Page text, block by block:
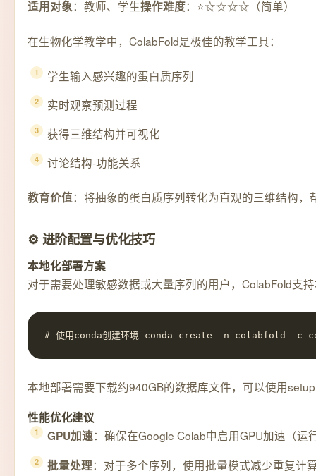
适用对象：教师、学生操作难度：⭐☆☆☆☆（简单）
在生物化学教学中，ColabFold是极佳的教学工具：
学生输入感兴趣的蛋白质序列
实时观察预测过程
获得三维结构并可视化
讨论结构-功能关系
教育价值：将抽象的蛋白质序列转化为直观的三维结构
⚙️ 进阶配置与优化技巧
本地化部署方案
对于需要处理敏感数据或大量序列的用户，ColabFold支
# 使用conda创建环境 conda create -n colabfold -
本地部署需要下载约940GB的数据库文件，可以使用
性能优化建议
GPU加速：确保在Google Colab中启用GPU加速（
批量处理：对于多个序列，使用批量模式减少重复计